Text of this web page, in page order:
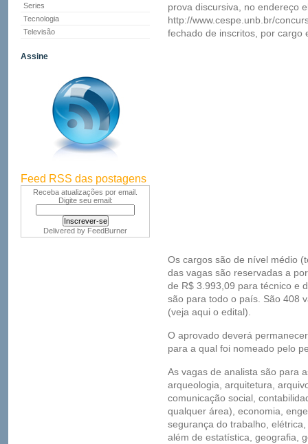
Series
Tecnologia
Televisão
Assine
Feed RSS das postagens
Receba atualizações por email.
Digite seu email:
Delivered by FeedBurner
prova discursiva, no endereço
http://www.cespe.unb.br/
fechado de inscritos, por cargo
Os cargos são de nível médio
das vagas são reservadas a
de R$ 3.993,09 para técnico e
são para todo o país. São 408
(veja aqui o edital).
O aprovado deverá
para a qual foi nomeado pelo
As vagas de analista são para
arqueologia, arquitetura,
comunicação social,
qualquer área), economia,
segurança do trabalho,
além de estatística, geografia,